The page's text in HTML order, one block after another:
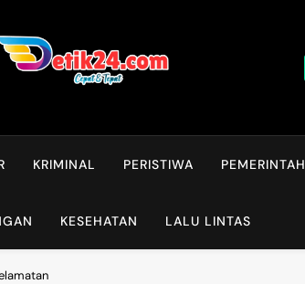
KRIMINAL PERISTIWA PEMERINTAH
KESEHATAN LALU LINTAS